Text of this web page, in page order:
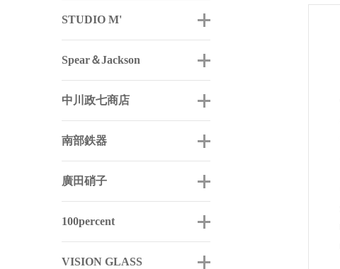
STUDIO M'
Spear＆Jackson
中川政七商店
南部鉄器
廣田硝子
100percent
VISION GLASS